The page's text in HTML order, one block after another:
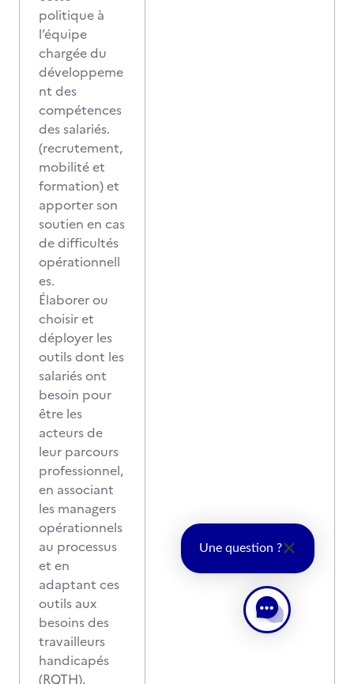
politique à
l’équipe
chargée du
développeme
nt des
compétences
des salariés.
(recrutement,
mobilité et
formation) et
apporter son
soutien en cas
de difficultés
opérationnell
es.
Élaborer ou
choisir et
déployer les
outils dont les
salariés ont
besoin pour
être les
acteurs de
leur parcours
professionnel,
en associant
les managers
opérationnels
au processus
et en
adaptant ces
outils aux
besoins des
travailleurs
handicapés
(RQTH).
Une question ?